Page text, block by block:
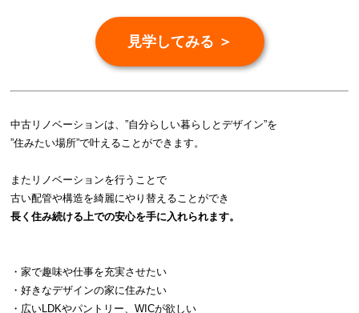
見学してみる ＞
中古リノベーションは、”自分らしい暮らしとデザイン”を
”住みたい場所”で叶えることができます。
またリノベーションを行うことで
古い配管や構造を綺麗にやり替えることができ
長く住み続ける上での安心を手に入れられます。
・家で趣味や仕事を充実させたい
・好きなデザインの家に住みたい
・広いLDKやパントリー、WICが欲しい